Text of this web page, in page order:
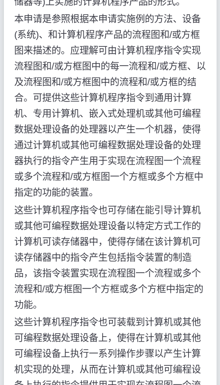
本申请是参照根据本申请实施例的方法、设备
(系统)、和计算机程序产品的流程图和/或方框
图来描述的。应理解可由计算机程序指令实现
流程图和/或方框图中的每一流程和/或方框、以
及流程图和/或方框图中的流程和/或方框的结
合。可提供这些计算机程序指令到通用计算
机、专用计算机、嵌入式处理机或其他可编程
数据处理设备的处理器以产生一个机器，使得
通过计算机或其他可编程数据处理设备的处理
器执行的指令产生用于实现在流程图一个流程
或多个流程和/或方框图一个方框或多个方框中
指定的功能的装置。
这些计算机程序指令也可存储在能引导计算机
或其他可编程数据处理设备以特定方式工作的
计算机可读存储器中，使得存储在该计算机可
读存储器中的指令产生包括指令装置的制造
品，该指令装置实现在流程图一个流程或多个
流程和/或方框图一个方框或多个方框中指定的
功能。
这些计算机程序指令也可装载到计算机或其他
可编程数据处理设备上，使得在计算机或其他
可编程设备上执行一系列操作步骤以产生计算
机实现的处理，从而在计算机或其他可编程设